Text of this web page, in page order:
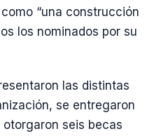
“una construcción
los nominados por su
las distintas
se entregaron
seis becas